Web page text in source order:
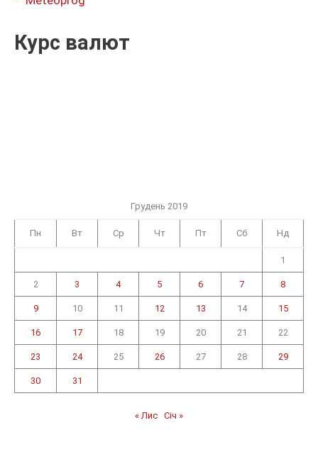
Курс валют
Грудень 2019
Пн Вт Ср Чт Пт Сб Нд
1
2 3 4 5 6 7 8
9 10 11 12 13 14 15
16 17 18 19 20 21 22
23 24 25 26 27 28 29
30 31
« Лис Січ »